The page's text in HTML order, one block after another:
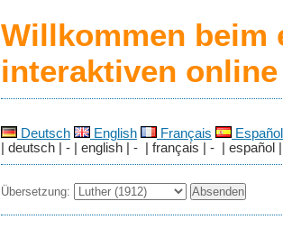
Willkommen beim
interaktiven
Deutsch English Français
Español
| deutsch | - | english | - | français | - | español |
Übersetzung: